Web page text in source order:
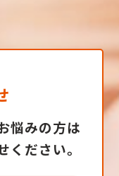
悩みの方は
ださい。